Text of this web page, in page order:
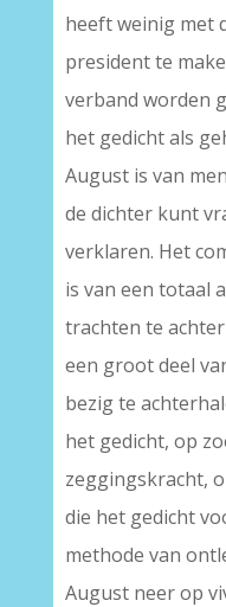
heeft weinig met
president te
verband worden
het gedicht als
August is van
de dichter kunt
verklaren. Het
is van een totaal
trachten te
een groot deel
bezig te
het gedicht, op
zeggingskracht,
die het gedicht
methode van
August neer op